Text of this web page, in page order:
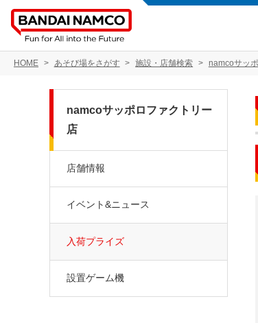
HOME あそび場をさがす 施設・店舗検索 namcoサッ
namcoサッポロファクトリー
店
店舗情報
イベント&ニュース
入荷プライズ
設置ゲーム機